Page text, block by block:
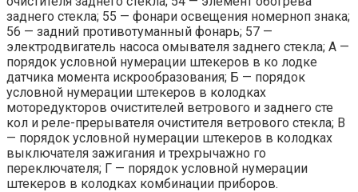
заднего стекла; 55 — фонари освещения номерноп знака;
56 — задний противотуманный фонарь; 57 —
электродвигатель насоса омывателя заднего стекла; А —
порядок условной нумерации штекеров в ко лодке
датчика момента искрообразования; Б — порядок
условной нумерации штекеров в колодках
моторедукторов очистителей ветрового и заднего сте
кол и реле-прерывателя очистителя ветрового стекла; В
— порядок условной нумерации штекеров в колодках
выключателя зажигания и трехрычажно го
переключателя; Г — порядок условной нумерации
штекеров в колодках комбинации приборов.